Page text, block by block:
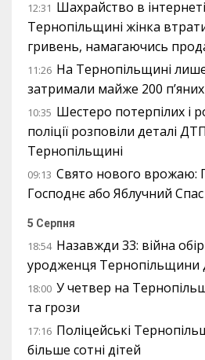
12:31 Шахрайство в
Тернопільщині жінка
гривень, намагаючись
11:26 На Тернопільщині
затримали майже 200 п’яних
10:35 Шестеро потерпілих і
поліції розповіли деталі
Тернопільщині
09:13 Свято нового врожаю:
Господнє або Яблучний Спас
5 Серпня
18:54 Назавжди 33: війна
уродженця Тернопільщини
18:00 У четвер на
та грози
17:16 Поліцейські
більше сотні дітей